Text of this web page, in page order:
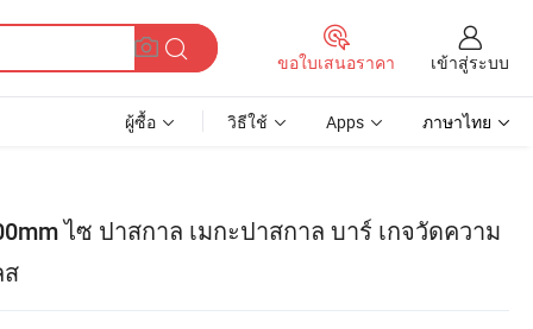
ขอใบเสนอราคา เข้าสู่ระบบ
ผู้ซื้อ วิธีใช้ Apps ภาษาไทย
ไซ ปาสกาล เมกะปาสกาล บาร์ เกจวัดความ